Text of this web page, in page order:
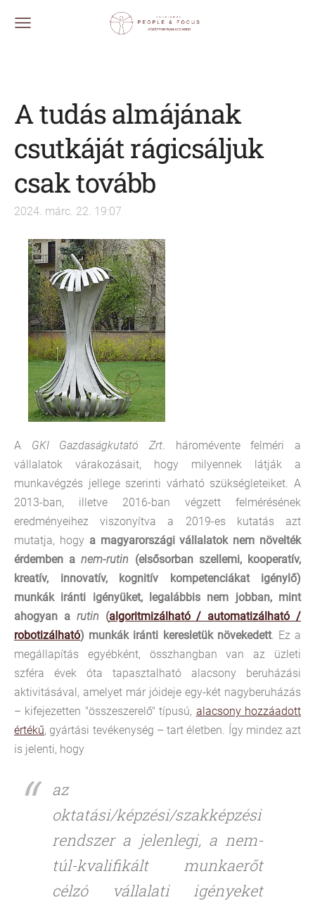
A tudás almájának
csutkáját rágicsáljuk
csak tovább
2024. márc. 22. 19:07
A GKI Gazdaságkutató Zrt. háromévente felméri a
vállalatok várakozásait, hogy milyennek látják a
munkavégzés jellege szerinti várható szükségleteiket. A
2013-ban, illetve 2016-ban végzett felmérésének
eredményeihez viszonyítva a 2019-es kutatás azt
mutatja, hogy a magyarországi vállalatok nem növelték
érdemben anem-rutin (elsősorban szellemi, kooperatív,
kreatív, innovatív, kognitív kompetenciákat igénylő)
munkák iránti igényüket, legalábbis nem jobban, mint
ahogyan a rutin (algoritmizálható / automatizálható /
robotizálható) munkák iránti keresletük növekedett. Ez a
megállapítás egyébként, összhangban van az üzleti
szféra évek óta tapasztalható alacsony beruházási
aktivitásával, amelyet már jóideje egy-két nagyberuházás
– kifejezetten "összeszerelő" típusú, alacsony hozzáadott
értékű, gyártási tevékenység – tart életben. Így mindez azt
is jelenti, hogy
az
oktatási/képzési/szakképzési
rendszer a jelenlegi, a nem-
túl-kvalifikált munkaerőt
célzó vállalati igényeket